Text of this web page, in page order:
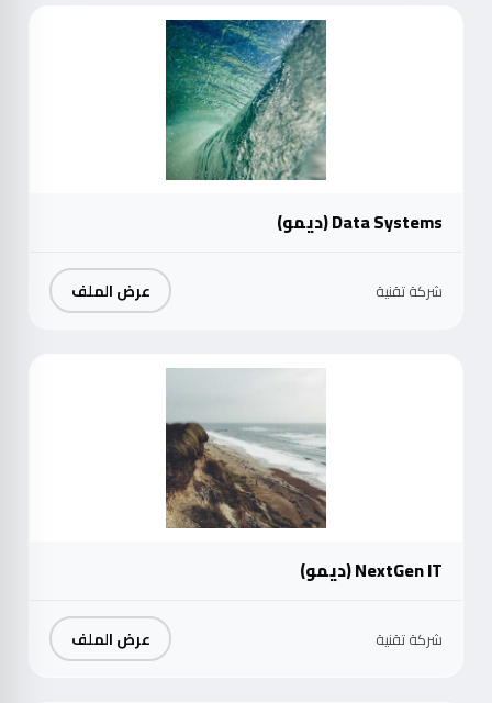
Data Systems (ديمو)
شركة تقنية عرض الملف
NextGen IT (ديمو)
شركة تقنية عرض الملف